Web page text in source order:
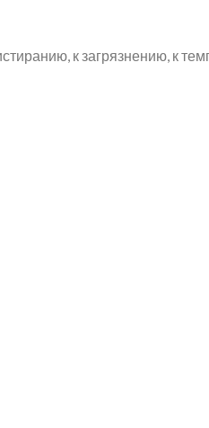
к загрязнению, к